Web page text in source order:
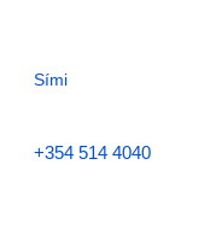
Sími
+354 514 4040